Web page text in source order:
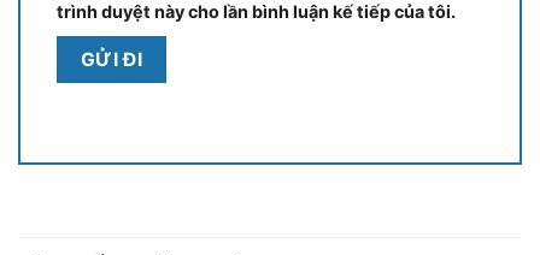
trình duyệt này cho lần bình luận kế tiếp của tôi.